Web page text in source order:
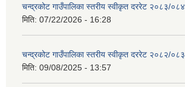
चन्द्रकोट गाउँपालिका स्तरीय स्वीकृत दररेट २०८३/०८४
मिति: 07/22/2026 - 16:28
चन्द्रकोट गाउँपालिका स्तरीय स्वीकृत दररेट २०८२/०८३
मिति: 09/08/2025 - 13:57